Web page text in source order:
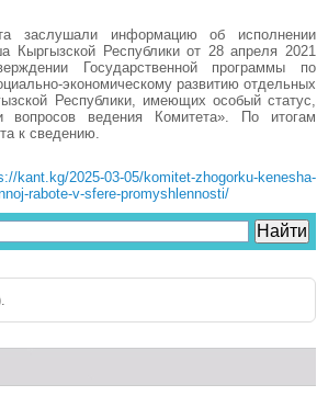
заслушали информацию об исполнении
Кыргызской Республики от 28 апреля 2021
Государственной программы по
экономическому развитию отдельных
Республики, имеющих особый статус,
ведения Комитета». По итогам
к сведению.
kant.kg/2025-03-05/komitet-zhogorku-kenesha-
rabote-v-sfere-promyshlennosti/